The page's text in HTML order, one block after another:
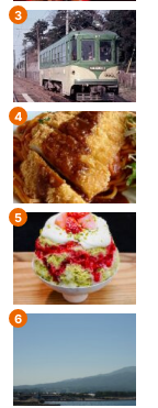
3
4
5
6